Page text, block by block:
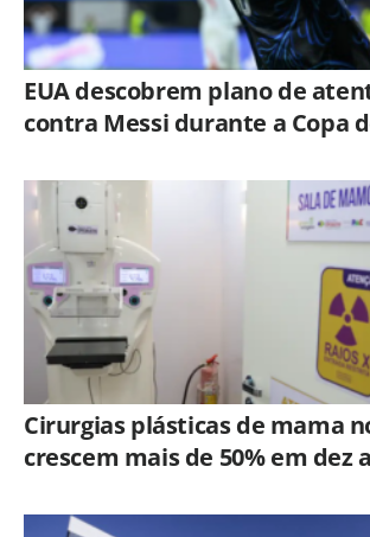
EUA descobrem plano de
contra Messi durante a Copa
Cirurgias plásticas de mama
crescem mais de 50% em dez